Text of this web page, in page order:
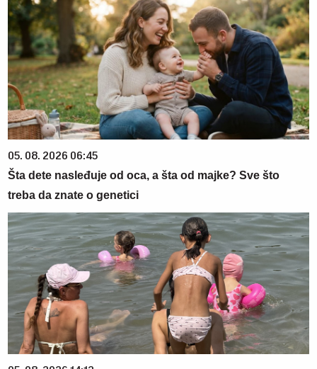
05. 08. 2026 06:45
Šta dete nasleđuje od oca, a šta od majke? Sve što
treba da znate o genetici